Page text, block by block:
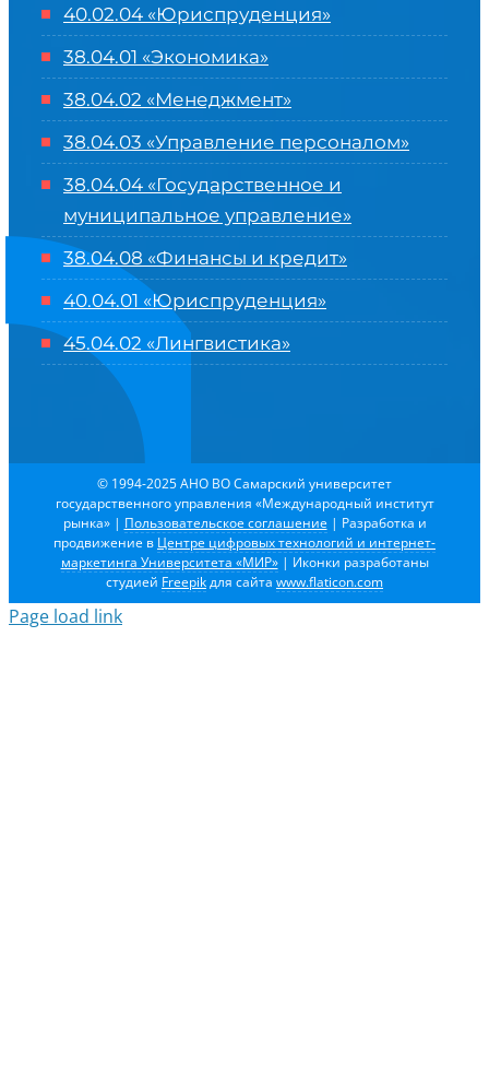
40.02.04 «Юриспруденция»
38.04.01 «Экономика»
38.04.02 «Менеджмент»
38.04.03 «Управление персоналом»
38.04.04 «Государственное и
муниципальное управление»
38.04.08 «Финансы и кредит»
40.04.01 «Юриспруденция»
45.04.02 «Лингвистика»
© 1994-2025 АНО ВО Самарский университет
государственного управления «Международный институт
рынка» | Пользовательское соглашение | Разработка и
продвижение в Центре цифровых технологий и интернет-
маркетинга Университета «МИР»| Иконки разработаны
студией Freepikдля сайта www.flaticon.com
Page load link